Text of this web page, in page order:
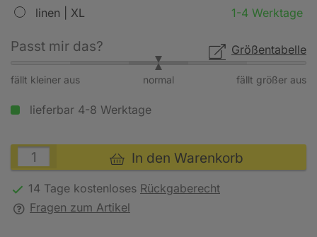
linen | XL
1-4 Werktage
Größentabelle
Passt mir das?
fällt kleiner aus fällt größer aus
normal
lieferbar 4-8 Werktage
In den Warenkorb
14 Tage kostenloses Rückgaberecht
Fragen zum Artikel